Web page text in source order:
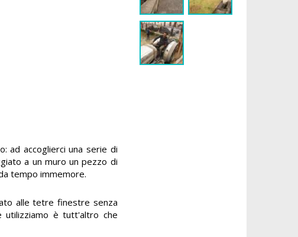
ad accoglierci una serie di
a un muro un pezzo di
tempo immemore.
alle tetre finestre senza
utilizziamo è tutt'altro che